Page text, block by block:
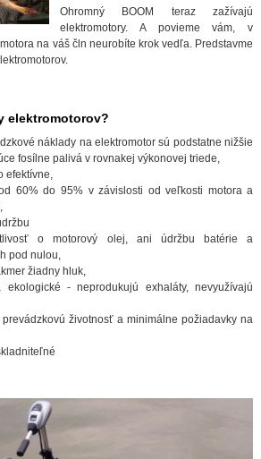
Ohromný BOOM teraz zažívajú
elektromotory. A povieme vám, v
na váš čln neurobíte krok vedľa. Predstavme
elektromotorov?
náklady na elektromotor sú podstatne nižšie
fosílne palivá v rovnakej výkonovej triede,
efektívne,
60% do 95% v závislosti od veľkosti motora a
o motorový olej, ani údržbu batérie a
pod nulou,
žiadny hluk,
- neprodukujú exhaláty, nevyužívajú
životnosť a minimálne požiadavky na